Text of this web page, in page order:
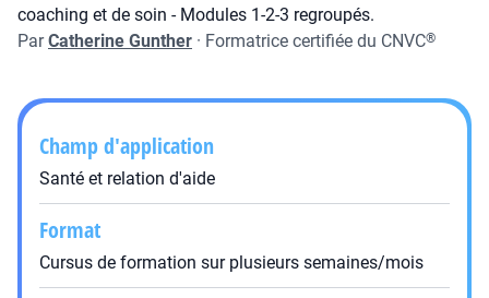
coaching et de soin - Modules 1-2-3 regroupés.
ParCatherine Gunther · Formatrice certifiée du CNVC®
Champ d'application
Santé et relation d'aide
Format
Cursus de formation sur plusieurs semaines/mois